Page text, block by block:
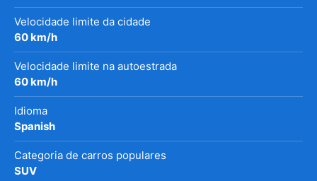
Velocidade limite da cidade
60 km/h
Velocidade limite na autoestrada
60 km/h
Idioma
Spanish
Categoria de carros populares
SUV